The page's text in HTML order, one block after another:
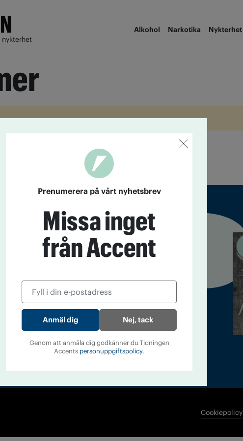
Alkohol Narkotika Nykterhet
och nykterhet
21, 116 33 Stockholm
Barbro Janson Lundkvist,
Cookiepolicy
Prenumerera på vårt nyhetsbrev
Missa inget
från Accent
Nej, tack
Genom att anmäla dig godkänner du Tidningen
Accents personuppgiftspolicy.